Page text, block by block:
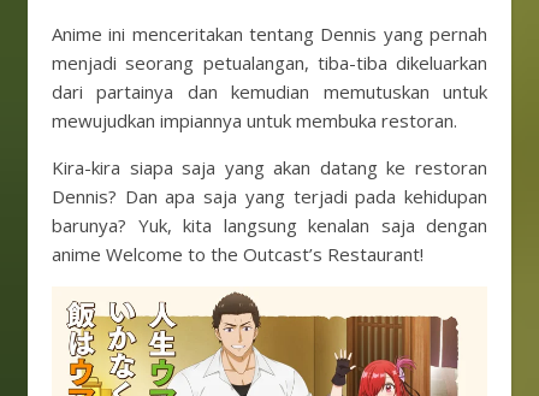
Anime ini menceritakan tentang Dennis yang pernah
menjadi seorang petualangan, tiba-tiba dikeluarkan
dari partainya dan kemudian memutuskan untuk
mewujudkan impiannya untuk membuka restoran.
Kira-kira siapa saja yang akan datang ke restoran
Dennis? Dan apa saja yang terjadi pada kehidupan
barunya? Yuk, kita langsung kenalan saja dengan
anime Welcome to the Outcast’s Restaurant!